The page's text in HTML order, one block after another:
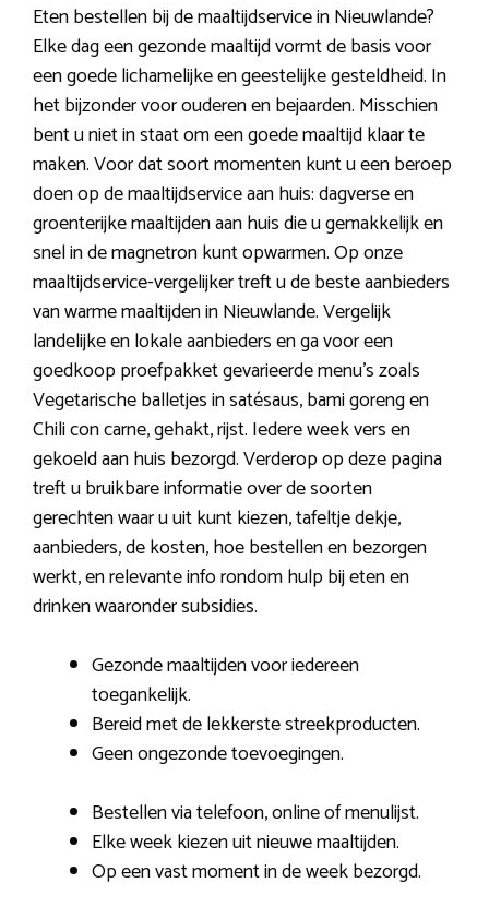
Eten bestellen bij de maaltijdservice in Nieuwlande?
Elke dag een gezonde maaltijd vormt de basis voor
een goede lichamelijke en geestelijke gesteldheid. In
het bijzonder voor ouderen en bejaarden. Misschien
bent u niet in staat om een goede maaltijd klaar te
maken. Voor dat soort momenten kunt u een beroep
doen op de maaltijdservice aan huis: dagverse en
groenterijke maaltijden aan huis die u gemakkelijk en
snel in de magnetron kunt opwarmen. Op onze
maaltijdservice-vergelijker treft u de beste aanbieders
van warme maaltijden in Nieuwlande. Vergelijk
landelijke en lokale aanbieders en ga voor een
goedkoop proefpakket gevarieerde menu’s zoals
Vegetarische balletjes in satésaus, bami goreng en
Chili con carne, gehakt, rijst. Iedere week vers en
gekoeld aan huis bezorgd. Verderop op deze pagina
treft u bruikbare informatie over de soorten
gerechten waar u uit kunt kiezen, tafeltje dekje,
aanbieders, de kosten, hoe bestellen en bezorgen
werkt, en relevante info rondom hulp bij eten en
drinken waaronder subsidies.
Gezonde maaltijden voor iedereen
toegankelijk.
Bereid met de lekkerste streekproducten.
Geen ongezonde toevoegingen.
Bestellen via telefoon, online of menulijst.
Elke week kiezen uit nieuwe maaltijden.
Op een vast moment in de week bezorgd.